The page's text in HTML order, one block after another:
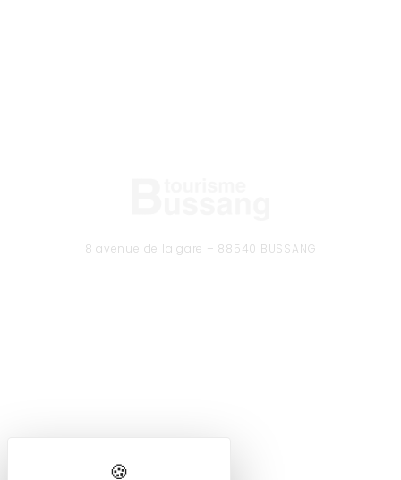
8 avenue de la gare – 88540 BUSSANG